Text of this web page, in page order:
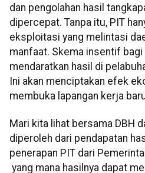
dan pengolahan hasil
dipercepat. Tanpa itu, PIT
eksploitasi yang melintasi
manfaat. Skema insentif bagi
mendaratkan hasil di
Ini akan menciptakan efek
membuka lapangan kerja
Mari kita lihat bersama DBH
diperoleh dari pendapatan
penerapan PIT dari
yang mana hasilnya dapat